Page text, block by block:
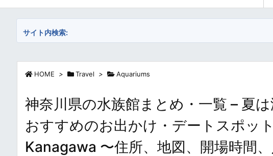
サイト内検索:
HOME > Travel > Aquariums
神奈川県の水族館まとめ・一覧 – 夏
おすすめのお出かけ・デートスポッ
Kanagawa 〜住所、地図、開場時間